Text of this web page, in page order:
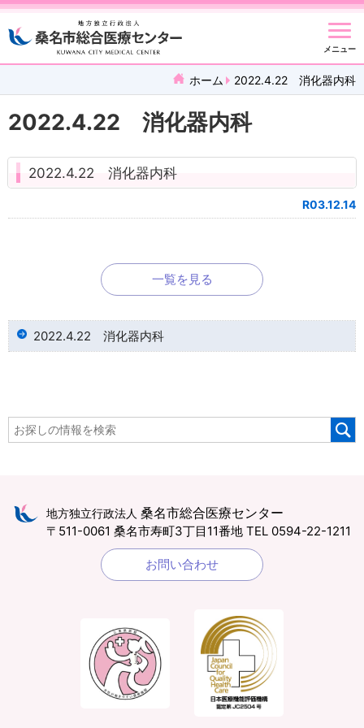
メニュー
ホーム 2022.4.22 消化器内科
2022.4.22 消化器内科
2022.4.22 消化器内科
R03.12.14
一覧を見る
2022.4.22 消化器内科
地方独立行政法人 桑名市総合医療センター
〒511-0061 桑名市寿町3丁目11番地 TEL 0594-22-1211
お問い合わせ